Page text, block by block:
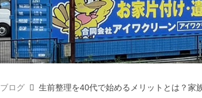
ブログ 生前整理を40代で始めるメリットとは？家